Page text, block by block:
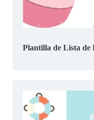
Plantilla de Lista de